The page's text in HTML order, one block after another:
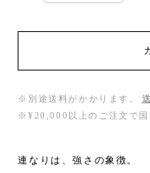
※別途送料がかかります。
※¥20,000以上のご注文で国
連なりは、強さの象徴。